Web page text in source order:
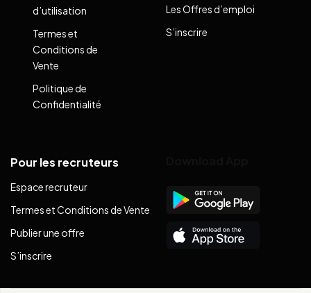
d’utilisation
Termes et
Conditions de
Vente
Politique de
Confidentialité
Les Offres d’emploi
S’inscrire
Pour les recruteurs
Espace recruteur
Termes et Conditions de Vente
Publier une offre
S’inscrire